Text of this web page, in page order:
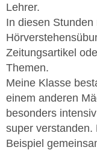
Lehrer.
In diesen Stunden
Zeitungsartikel
Themen.
Meine Klasse
einem anderen
besonders
super verstanden.
Beispiel